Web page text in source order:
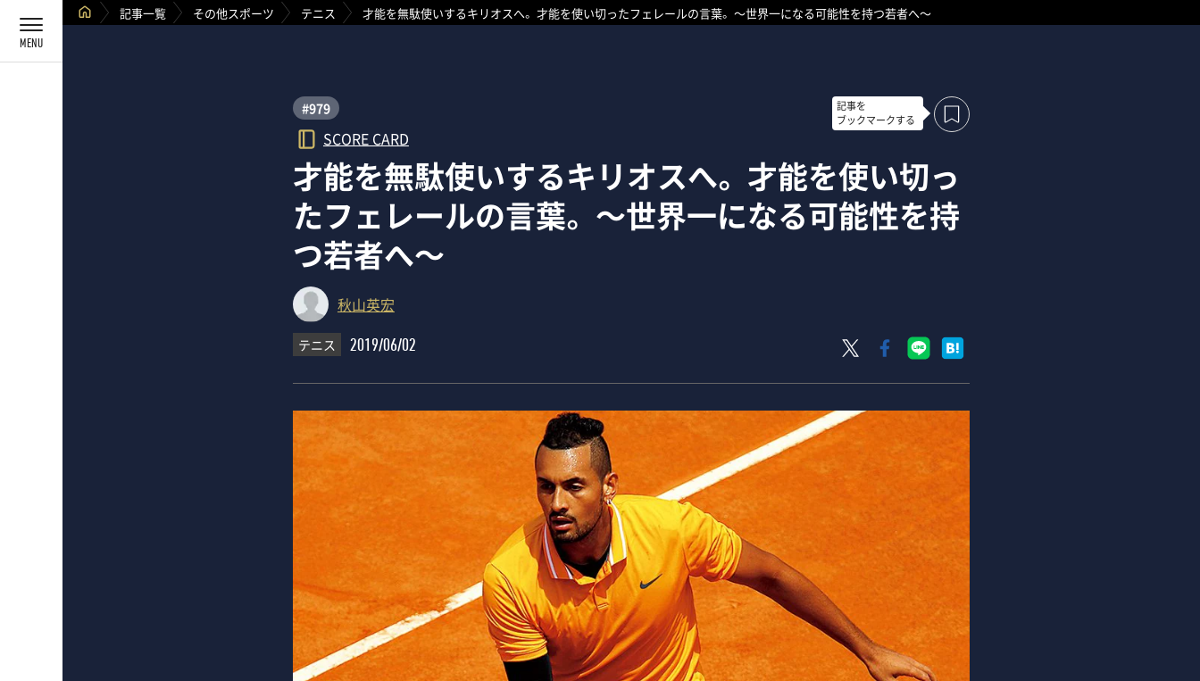
記事一覧 その他スポーツ テニス 才能を無駄使いするキリオスへ。 才能を使い切ったフェレールの言葉。 ～世界一になる可能性を持つ若者へ～
#979
SCORE CARD
記事を
ブックマークする
才能を無駄使いするキリオスへ。 才能を使い切っ
たフェレールの言葉。 ～世界一になる可能性を持
つ若者へ～
秋山英宏
テニス 2019/06/02